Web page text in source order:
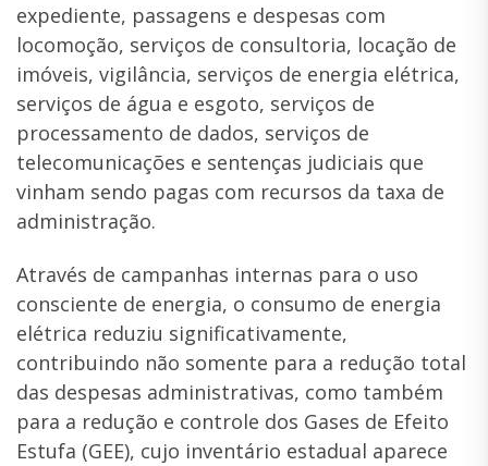
expediente, passagens e despesas com
locomoção, serviços de consultoria, locação de
imóveis, vigilância, serviços de energia elétrica,
serviços de água e esgoto, serviços de
processamento de dados, serviços de
telecomunicações e sentenças judiciais que
vinham sendo pagas com recursos da taxa de
administração.
Através de campanhas internas para o uso
consciente de energia, o consumo de energia
elétrica reduziu significativamente,
contribuindo não somente para a redução total
das despesas administrativas, como também
para a redução e controle dos Gases de Efeito
Estufa (GEE), cujo inventário estadual aparece